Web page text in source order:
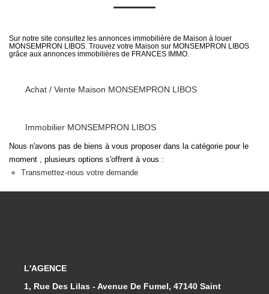
CONTACT
Sur notre site consultez les annonces immobilière de Maison à louer
MONSEMPRON LIBOS. Trouvez votre Maison sur MONSEMPRON LIBOS
grâce aux annonces immobilières de FRANCES IMMO.
Achat / Vente Maison MONSEMPRON LIBOS
Immobilier MONSEMPRON LIBOS
Nous n'avons pas de biens à vous proposer dans la catégorie pour le
moment , plusieurs options s'offrent à vous :
Transmettez-nous votre demande
L'AGENCE
1, Rue Des Lilas - Avenue De Fumel, 47140 Saint